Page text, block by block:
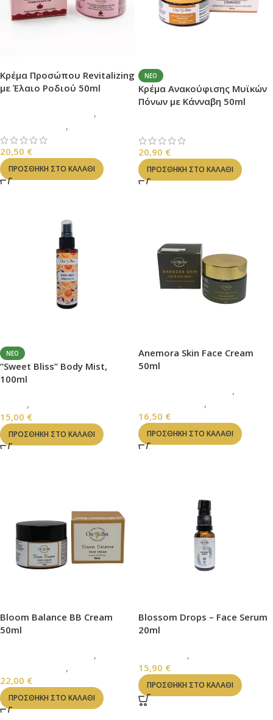
Κρέμα Προσώπου Revitalizing
με Έλαιο Ροδιού 50ml
,
,
20,50 €
ΠΡΟΣΘΉΚΗ ΣΤΟ ΚΑΛΆΘΙ
ΝΈΟ
Κρέμα Ανακούφισης Μυϊκών
Πόνων με Κάνναβη 50ml
20,90 €
ΠΡΟΣΘΉΚΗ ΣΤΟ ΚΑΛΆΘΙ
ΝΈΟ
“Sweet Bliss” Body Mist,
100ml
,
15,00 €
ΠΡΟΣΘΉΚΗ ΣΤΟ ΚΑΛΆΘΙ
Anemora Skin Face Cream
50ml
,
,
16,50 €
ΠΡΟΣΘΉΚΗ ΣΤΟ ΚΑΛΆΘΙ
Bloom Balance BB Cream
50ml
,
,
22,00 €
ΠΡΟΣΘΉΚΗ ΣΤΟ ΚΑΛΆΘΙ
Blossom Drops – Face Serum
20ml
,
15,90 €
ΠΡΟΣΘΉΚΗ ΣΤΟ ΚΑΛΆΘΙ